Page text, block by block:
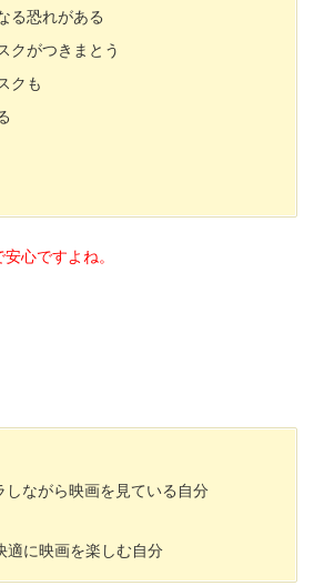
る恐れがある
クがつきまとう
クも
心ですよね。
しながら映画を見ている自分
適に映画を楽しむ自分